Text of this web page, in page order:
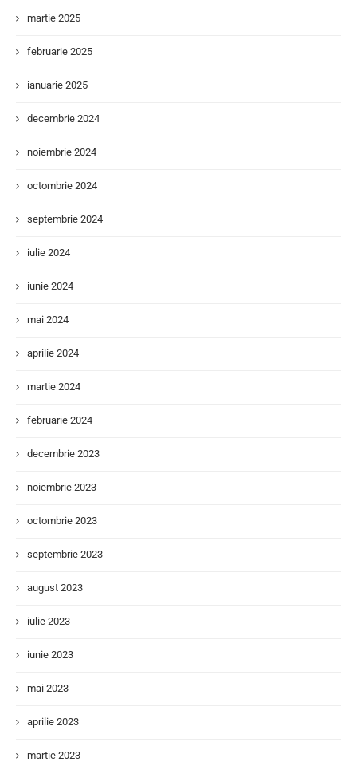
martie 2025
februarie 2025
ianuarie 2025
decembrie 2024
noiembrie 2024
octombrie 2024
septembrie 2024
iulie 2024
iunie 2024
mai 2024
aprilie 2024
martie 2024
februarie 2024
decembrie 2023
noiembrie 2023
octombrie 2023
septembrie 2023
august 2023
iulie 2023
iunie 2023
mai 2023
aprilie 2023
martie 2023